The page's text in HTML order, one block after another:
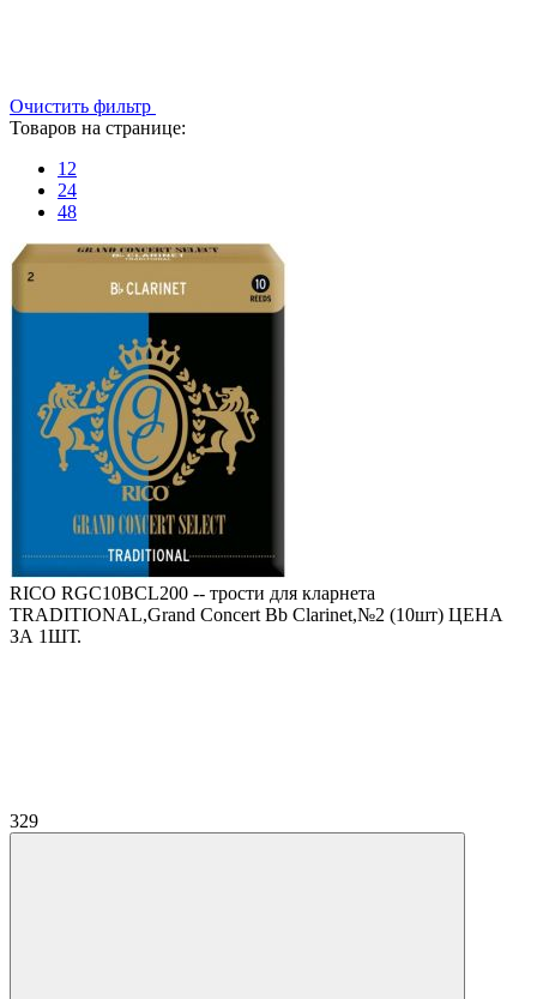
Очистить фильтр
Товаров на странице:
12
24
48
RICO RGC10BCL200 -- трости для кларнета
TRADITIONAL,Grand Concert Bb Clarinet,№2 (10шт) ЦЕНА
ЗА 1ШТ.
329